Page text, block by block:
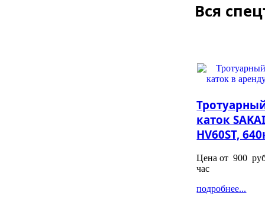
Вся
каток
HV60ST,
Цена от900
час
подробнее...